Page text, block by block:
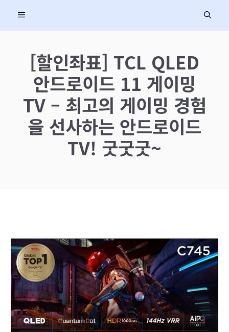
MENU
[할인좌표] TCL QLED
안드로이드 11 게이밍
TV – 최고의 게이밍 경험
을 선사하는 안드로이드
TV! 굿굿굿~